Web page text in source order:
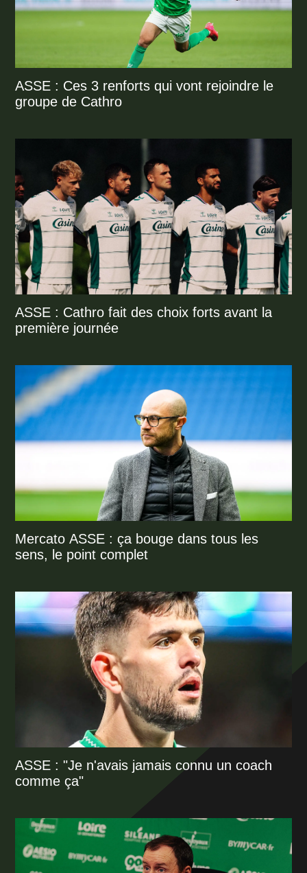
ASSE : Ces 3 renforts qui vont rejoindre le
groupe de Cathro
ASSE : Cathro fait des choix forts avant la
première journée
Mercato ASSE : ça bouge dans tous les
sens, le point complet
ASSE : "Je n'avais jamais connu un coach
comme ça"